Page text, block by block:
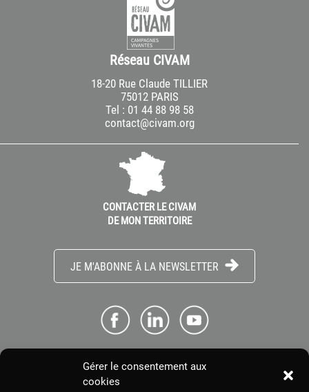
Gérer le consentement aux
cookies
Réseau CIVAM
18-20 Rue Claude TILLIER
75012 PARIS
Tel : 01 44 88 98 58
contact@civam.org
CONTACTER LE CIVAM
DE MON TERRITOIRE
JE M'ABONNE À LA NEWSLETTER
ME CONNECTER